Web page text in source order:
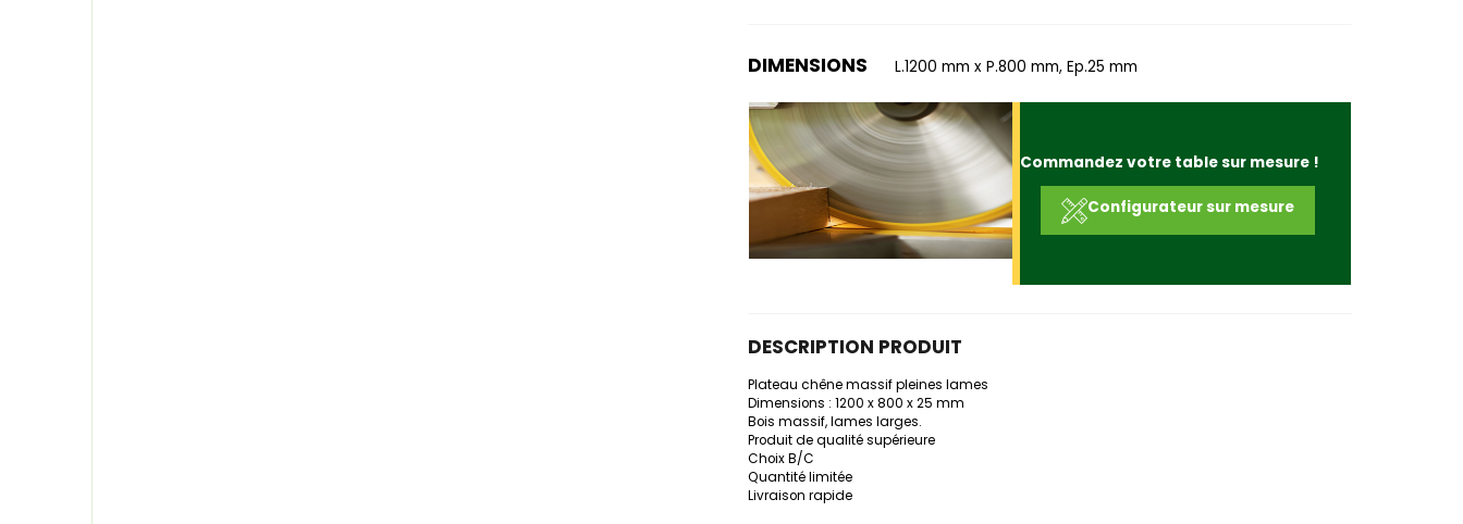
DIMENSIONS L.1200 mm x P.800 mm, Ep.25 mm
Commandez votre table sur mesure !
Configurateur sur mesure
DESCRIPTION PRODUIT
Plateau chêne massif pleines lames
Dimensions : 1200 x 800 x 25 mm
Bois massif, lames larges.
Produit de qualité supérieure
Choix B/C
Quantité limitée
Livraison rapide